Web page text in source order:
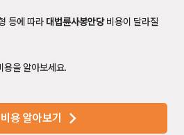
등에 따라 대법륜사봉안당비용이 달라질
용을 알아보세요.
용 알아보기